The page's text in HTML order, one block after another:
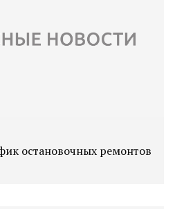
остановочных ремонтов